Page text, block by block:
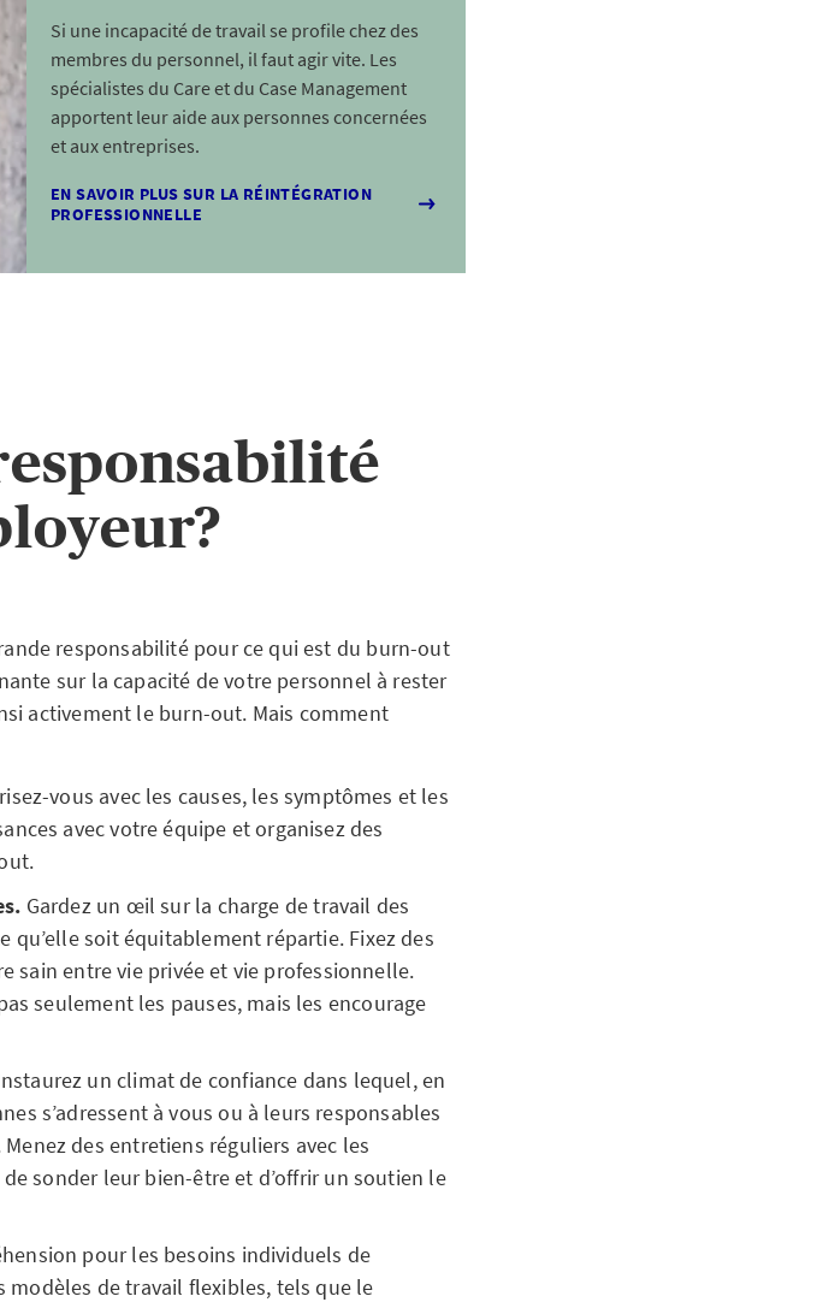
Si une incapacité de travail se profile chez des
membres du personnel, il faut agir vite. Les
spécialistes du Care et du Case Management
apportent leur aide aux personnes concernées
et aux entreprises.
EN SAVOIR PLUS SUR LA RÉINTÉGRATION
PROFESSIONNELLE
responsabilité pour ce qui est du burn-out
sur la capacité de votre personnel à rester
activement le burn-out. Mais comment
vous avec les causes, les symptômes et les
avec votre équipe et organisez des
Gardez un œil sur la charge de travail des
qu’elle soit équitablement répartie. Fixez des
sain entre vie privée et vie professionnelle.
seulement les pauses, mais les encourage
un climat de confiance dans lequel, en
s’adressent à vous ou à leurs responsables
des entretiens réguliers avec les
sonder leur bien-être et d’offrir un soutien le
pour les besoins individuels de
modèles de travail flexibles, tels que le